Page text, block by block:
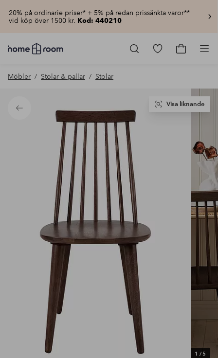
20% på ordinarie priser* + 5% på redan prissänkta varor**
vid köp över 1500 kr. Kod: 440210
Homeroom
–
hemmet
pris
Gå
Gå
Möbler Stolar & pallar Stolar
Tillbaka
1 /5
Visa liknande